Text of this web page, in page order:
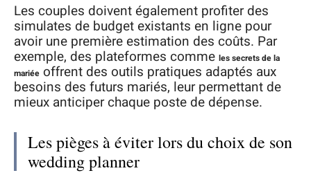
Les couples doivent également profiter des
simulates de budget existants en ligne pour
avoir une première estimation des coûts. Par
exemple, des plateformes comme les secrets de la
mariée offrent des outils pratiques adaptés aux
besoins des futurs mariés, leur permettant de
mieux anticiper chaque poste de dépense.
Les pièges à éviter lors du choix de son
wedding planner